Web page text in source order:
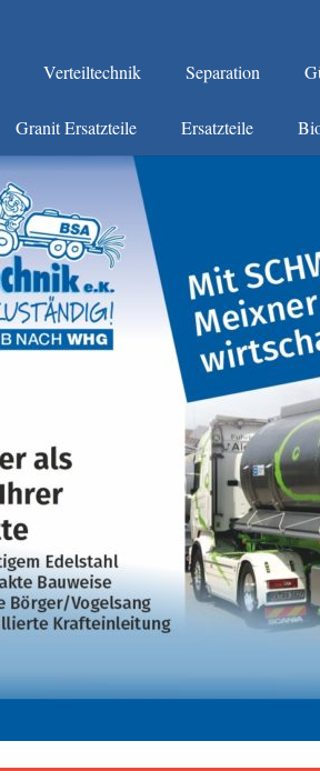
Verteiltechnik Separation
Granit Ersatzteile Ersatzteile